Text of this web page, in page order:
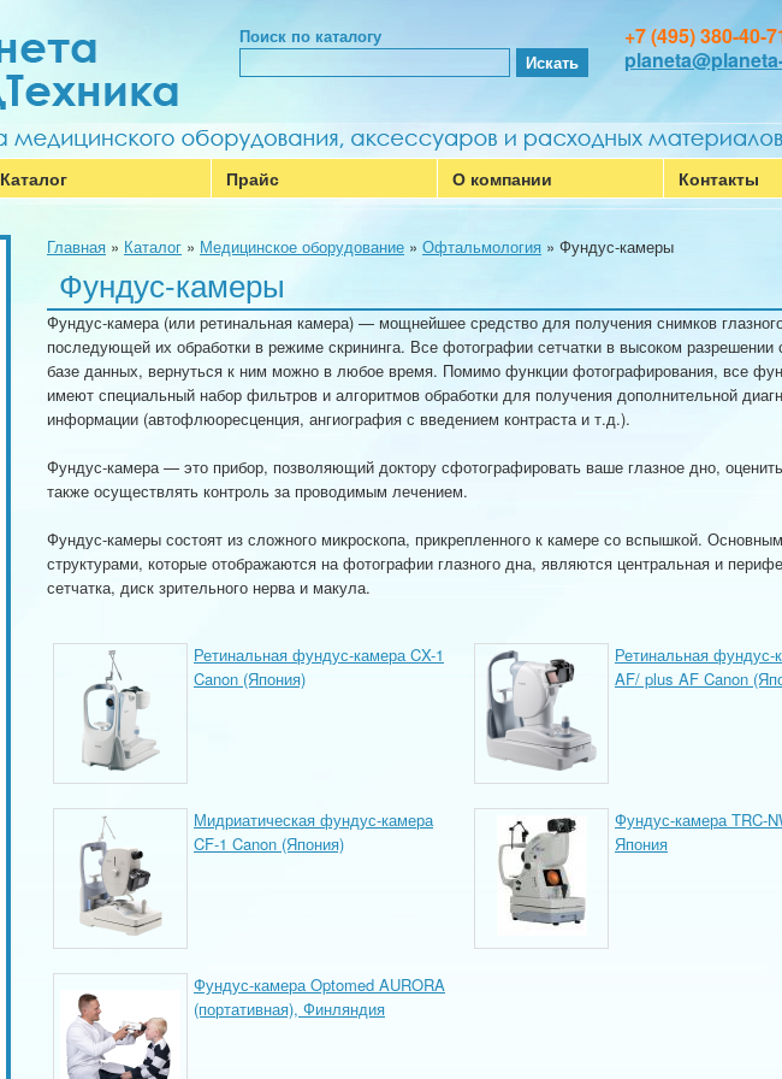
Поиск по каталогу
+7 (495) 380-40-
Каталог Прайс О компании Контакты
Главная » Каталог » Медицинское оборудование » Офтальмология » Фундус-камеры
Фундус-камеры
Фундус‑камера (или ретинальная камера) — мощнейшее средство для получения снимков
последующей их обработки в режиме скрининга. Все фотографии сетчатки в высоком разрешении
базе данных, вернуться к ним можно в любое время. Помимо функции фотографирования, все
имеют специальный набор фильтров и алгоритмов обработки для получения дополнительной
информации (автофлюоресценция, ангиография с введением контраста и т.д.).
Фундус-камера — это прибор, позволяющий доктору сфотографировать ваше глазное дно,
также осуществлять контроль за проводимым лечением.
Фундус-камеры состоят из сложного микроскопа, прикрепленного к камере со вспышкой.
структурами, которые отображаются на фотографии глазного дна, являются центральная и
сетчатка, диск зрительного нерва и макула.
Ретинальная фундус-камера CX-1
Canon (Япония)
Ретинальная фундус-
AF/ plus AF Canon
Мидриатическая фундус-камера
CF-1 Canon (Япония)
Фундус-камера TRC-
Япония
Фундус-камера Optomed AURORA
(портативная), Финляндия